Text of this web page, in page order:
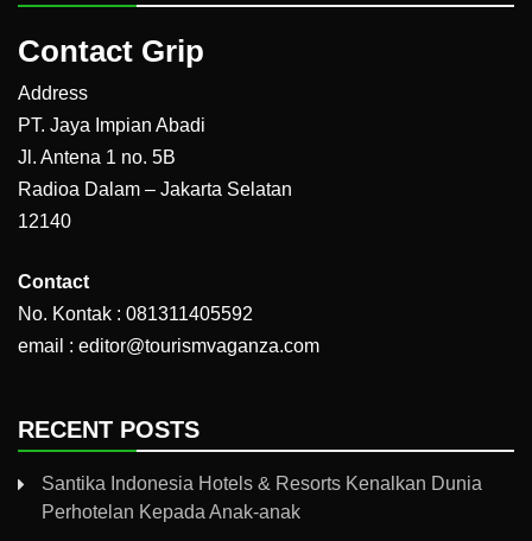
Contact Grip
Address
PT. Jaya Impian Abadi
Jl. Antena 1 no. 5B
Radioa Dalam – Jakarta Selatan
12140
Contact
No. Kontak : 081311405592
email : editor@tourismvaganza.com
RECENT POSTS
Santika Indonesia Hotels & Resorts Kenalkan Dunia
Perhotelan Kepada Anak-anak